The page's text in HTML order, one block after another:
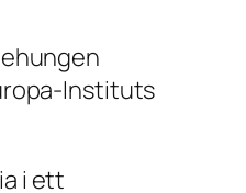
Instituts
i ett